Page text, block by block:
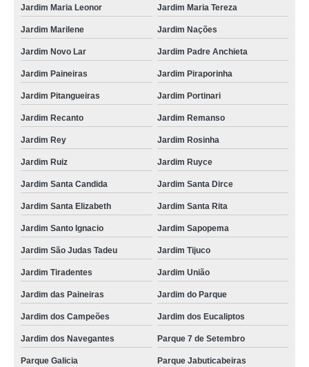
Jardim Maria Leonor Jardim Maria Tereza
Jardim Marilene Jardim Nações
Jardim Novo Lar Jardim Padre Anchieta
Jardim Paineiras Jardim Piraporinha
Jardim Pitangueiras Jardim Portinari
Jardim Recanto Jardim Remanso
Jardim Rey Jardim Rosinha
Jardim Ruiz Jardim Ruyce
Jardim Santa Candida Jardim Santa Dirce
Jardim Santa Elizabeth Jardim Santa Rita
Jardim Santo Ignacio Jardim Sapopema
Jardim São Judas Tadeu Jardim Tijuco
Jardim Tiradentes Jardim União
Jardim das Paineiras Jardim do Parque
Jardim dos Campeões Jardim dos Eucaliptos
Jardim dos Navegantes Parque 7 de Setembro
Parque Galicia Parque Jabuticabeiras